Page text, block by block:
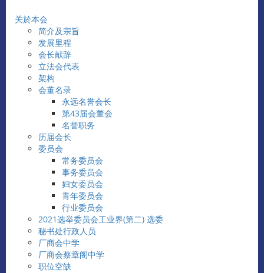
关於本会
简介及宗旨
发展里程
会长献辞
立法会代表
架构
会董名录
永远名誉会长
第43届会董会
名誉职务
历届会长
委员会
常务委员会
事务委员会
妇女委员会
青年委员会
行业委员会
2021选举委员会工业界(第二) 选委
秘书处行政人员
厂商会中学
厂商会蔡章阁中学
职位空缺